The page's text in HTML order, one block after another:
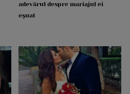
adevărul despre mariajul ei
eșuat